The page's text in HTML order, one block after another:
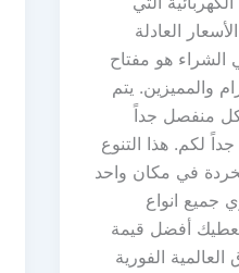
العادلة
الشراء هو مفتاح
والمميزين. يتم
منفصل جداً
لكم. هذا التنوع
في مكان واحد
جميع انواع
أفضل قيمة
الفورية